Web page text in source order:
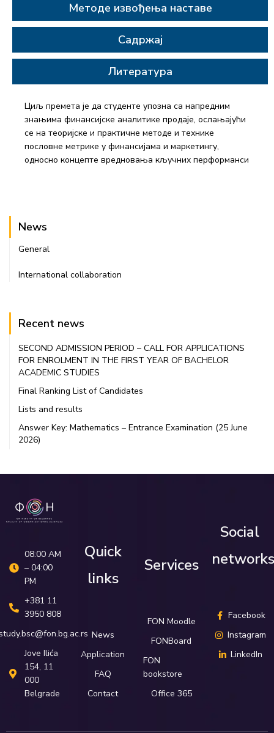
Методе извођења наставе
Садржај
Литература
Циљ премета је да студенте упозна са напредним
знањима финансијске аналитике продаје, ослањајући
се на теоријске и практичне методе и технике
пословне метрике у финансијама и маркетингу,
односно концепте вредновања кључних перформанси
News
General
International collaboration
Recent news
SECOND ADMISSION PERIOD – CALL FOR APPLICATIONS
FOR ENROLMENT IN THE FIRST YEAR OF BACHELOR
ACADEMIC STUDIES
Final Ranking List of Candidates
Lists and results
Answer Key: Mathematics – Entrance Examination (25 June
2026)
08:00 AM
– 04:00
PM
+381 11
3950 808
Јove Ilića
154, 11
000
Belgrade
Quick
links
News
Application
FAQ
Contact
Services
FON Moodle
FONBoard
FON
bookstore
Office 365
Social
networks
Facebook
Instagram
LinkedIn